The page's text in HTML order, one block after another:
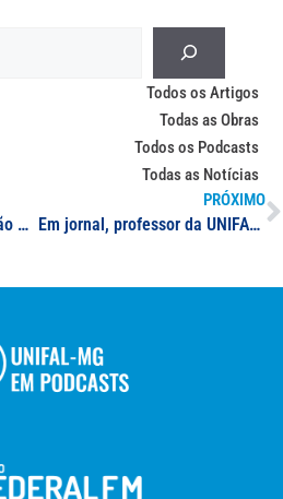
Todos os Artigos
Todas as Obras
Todos os Podcasts
Todas as Notícias
Especialização em Educação Matemática na Contemporaneidade: Seleção de coordenador(a)
PRÓXIMO
Em jornal, professor da UNIFAL-MG cita fator de aumento das atividades extras entre brasileiros para a complementação de renda